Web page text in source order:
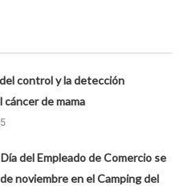
control y la detección
cáncer de mama
del Empleado de Comercio se
noviembre en el Camping del